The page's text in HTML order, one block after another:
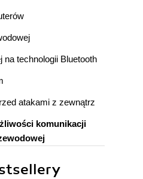
na technologii Bluetooth
atakami z zewnątrz
komunikacji